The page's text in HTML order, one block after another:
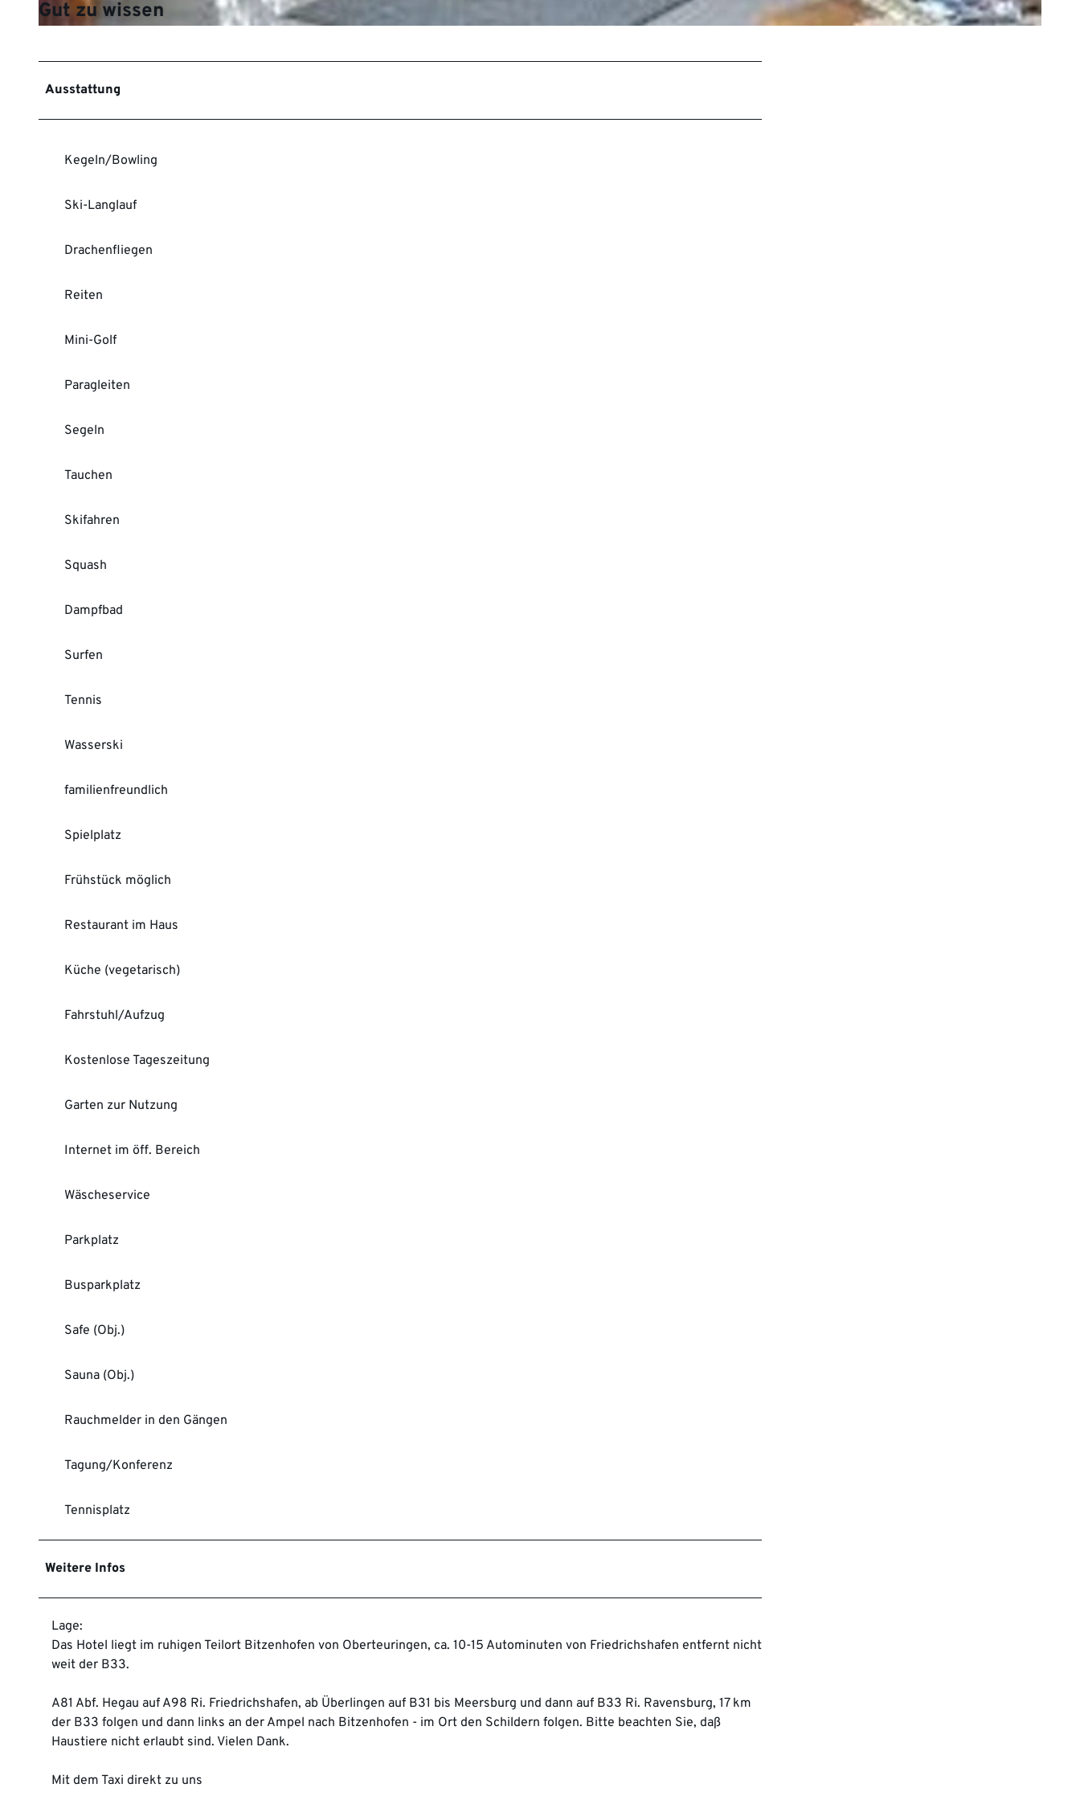
b
Gut zu wissen
Ausstattung
Kegeln/Bowling
Ski-Langlauf
Drachenfliegen
Reiten
Mini-Golf
Paragleiten
Segeln
Tauchen
Skifahren
Squash
Dampfbad
Surfen
Tennis
Wasserski
familienfreundlich
Spielplatz
Frühstück möglich
Restaurant im Haus
Küche (vegetarisch)
Fahrstuhl/Aufzug
Kostenlose Tageszeitung
Garten zur Nutzung
Internet im öff. Bereich
Wäscheservice
Parkplatz
Busparkplatz
Safe (Obj.)
Sauna (Obj.)
Rauchmelder in den Gängen
Tagung/Konferenz
Tennisplatz
Weitere Infos
Lage:
Das Hotel liegt im ruhigen Teilort Bitzenhofen von Oberteuringen, ca. 10-15 Autominuten von Friedrichshafen entfernt nicht
weit der B33.
A81 Abf. Hegau auf A98 Ri. Friedrichshafen, ab Überlingen auf B31 bis Meersburg und dann auf B33 Ri. Ravensburg, 17 km
der B33 folgen und dann links an der Ampel nach Bitzenhofen - im Ort den Schildern folgen. Bitte beachten Sie, daß
Haustiere nicht erlaubt sind. Vielen Dank.
Mit dem Taxi direkt zu uns